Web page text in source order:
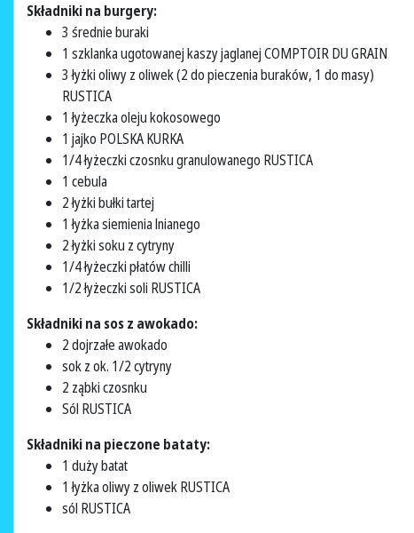
Składniki na burgery:
3 średnie buraki
1 szklanka ugotowanej kaszy jaglanej COMPTOIR DU GRAIN
3 łyżki oliwy z oliwek (2 do pieczenia buraków, 1 do masy)
RUSTICA
1 łyżeczka oleju kokosowego
1 jajko POLSKA KURKA
1/4 łyżeczki czosnku granulowanego RUSTICA
1 cebula
2 łyżki bułki tartej
1 łyżka siemienia lnianego
2 łyżki soku z cytryny
1/4 łyżeczki płatów chilli
1/2 łyżeczki soli RUSTICA
Składniki na sos z awokado:
2 dojrzałe awokado
sok z ok. 1/2 cytryny
2 ząbki czosnku
Sól RUSTICA
Składniki na pieczone bataty:
1 duży batat
1 łyżka oliwy z oliwek RUSTICA
sól RUSTICA